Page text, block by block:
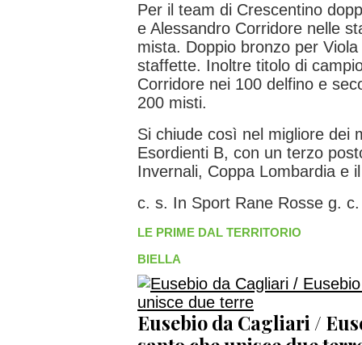
Per il team di Crescentino
e Alessandro Corridore nelle
mista. Doppio bronzo per
staffette. Inoltre titolo di
Corridore nei 100 delfino e
200 misti.
Si chiude così nel migliore dei
Esordienti B, con un terzo
Invernali, Coppa Lombardia e
c. s. In Sport Rane Rosse g. c.
LE PRIME DAL TERRITORIO
BIELLA
Eusebio da Cagliari /